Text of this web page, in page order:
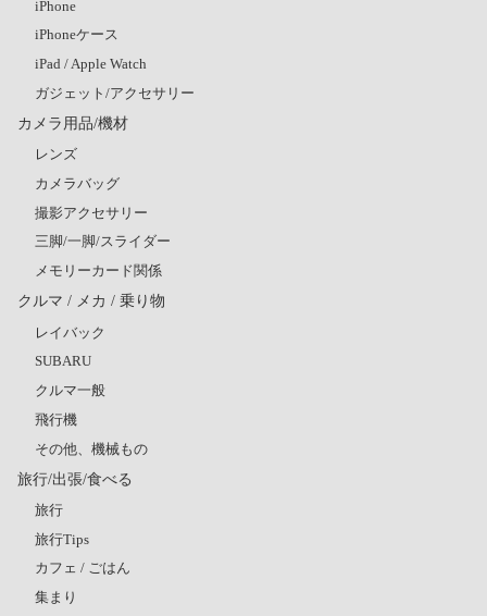
iPhone
iPhoneケース
iPad / Apple Watch
ガジェット/アクセサリー
カメラ用品/機材
レンズ
カメラバッグ
撮影アクセサリー
三脚/一脚/スライダー
メモリーカード関係
クルマ / メカ / 乗り物
レイバック
SUBARU
クルマ一般
飛行機
その他、機械もの
旅行/出張/食べる
旅行
旅行Tips
カフェ / ごはん
集まり